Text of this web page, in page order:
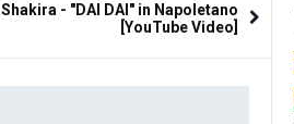
Shakira - "DAI DAI" in Napoletano
[YouTube Video]